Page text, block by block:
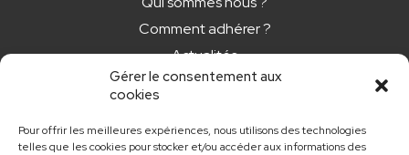
Gérer le consentement aux
cookies
Pour offrir les meilleures expériences, nous utilisons des technologies
telles que les cookies pour stocker et/ou accéder aux informations des
Comment adhérer ?
Actualités
Nos newsletters
CONTACT